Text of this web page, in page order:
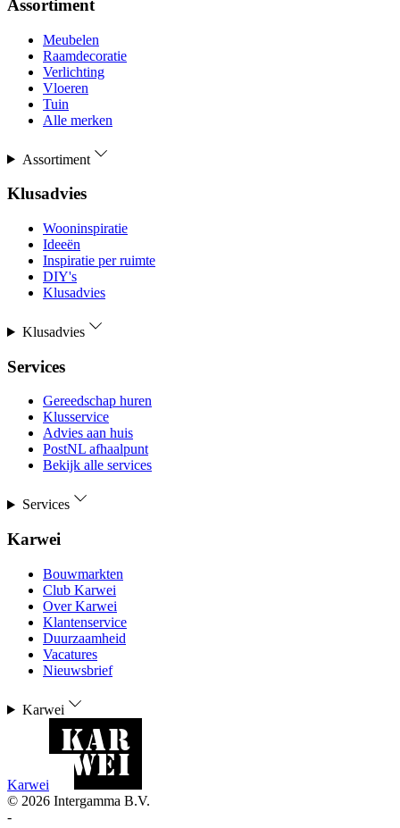
Assortiment
Meubelen
Raamdecoratie
Verlichting
Vloeren
Tuin
Alle merken
Assortiment
Klusadvies
Wooninspiratie
Ideeën
Inspiratie per ruimte
DIY's
Klusadvies
Klusadvies
Services
Gereedschap huren
Klusservice
Advies aan huis
PostNL afhaalpunt
Bekijk alle services
Services
Karwei
Bouwmarkten
Club Karwei
Over Karwei
Klantenservice
Duurzaamheid
Vacatures
Nieuwsbrief
Karwei
Karwei
© 2026 Intergamma B.V.
-